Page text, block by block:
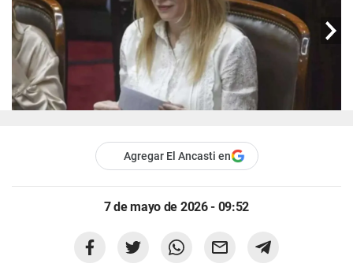
Agregar El Ancasti en
7 de mayo de 2026 - 09:52